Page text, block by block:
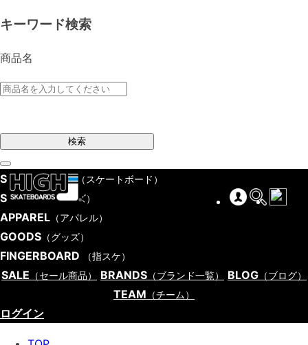
キーワード検索
商品名
検索
SKATEBOARD（スケートボード）
SHOES（シューズ）
APPAREL （アパレル）
GOODS （グッズ）
FINGERBOARD （指スケ）
SALE （セール商品） BRANDS （ブランド一覧） BLOG （ブログ）
TEAM （チーム）
ログイン